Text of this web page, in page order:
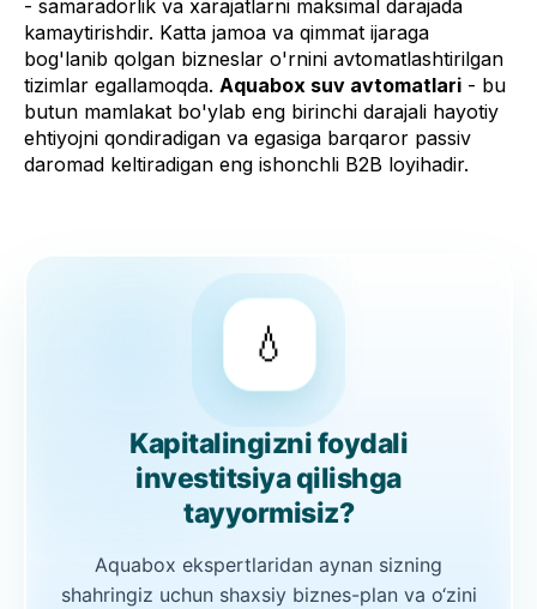
- samaradorlik va xarajatlarni maksimal darajada
kamaytirishdir. Katta jamoa va qimmat ijaraga
bog'lanib qolgan bizneslar o'rnini avtomatlashtirilgan
tizimlar egallamoqda. Aquabox suv avtomatlari - bu
butun mamlakat bo'ylab eng birinchi darajali hayotiy
ehtiyojni qondiradigan va egasiga barqaror passiv
daromad keltiradigan eng ishonchli B2B loyihadir.
💧
Kapitalingizni foydali
investitsiya qilishga
tayyormisiz?
Aquabox ekspertlaridan aynan sizning
shahringiz uchun shaxsiy biznes-plan va o‘zini